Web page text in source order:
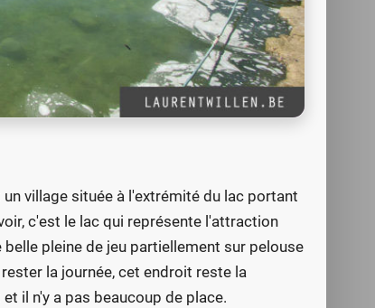
village située à l'extrémité du lac portant
c'est le lac qui représente l'attraction
pleine de jeu partiellement sur pelouse
la journée, cet endroit reste la
il n'y a pas beaucoup de place.